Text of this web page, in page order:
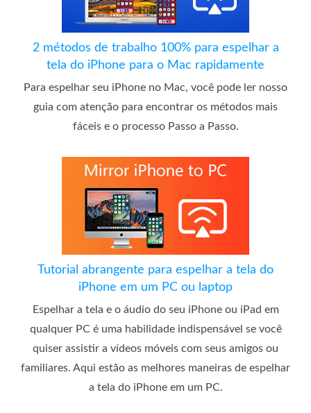
2 métodos de trabalho 100% para espelhar a
tela do iPhone para o Mac rapidamente
Para espelhar seu iPhone no Mac, você pode ler nosso
guia com atenção para encontrar os métodos mais
fáceis e o processo Passo a Passo.
Tutorial abrangente para espelhar a tela do
iPhone em um PC ou laptop
Espelhar a tela e o áudio do seu iPhone ou iPad em
qualquer PC é uma habilidade indispensável se você
quiser assistir a vídeos móveis com seus amigos ou
familiares. Aqui estão as melhores maneiras de espelhar
a tela do iPhone em um PC.